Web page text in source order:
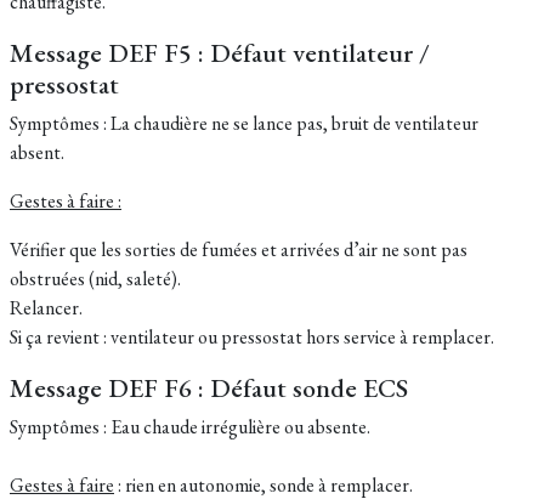
Message DEF F5 : Défaut ventilateur /
pressostat
Symptômes : La chaudière ne se lance pas, bruit de ventilateur
absent.
Gestes à faire :
Vérifier que les sorties de fumées et arrivées d’air ne sont pas
obstruées (nid, saleté).
Relancer.
Si ça revient : ventilateur ou pressostat hors service à remplacer.
Message DEF F6 : Défaut sonde ECS
Symptômes : Eau chaude irrégulière ou absente.
Gestes à faire: rien en autonomie, sonde à remplacer.